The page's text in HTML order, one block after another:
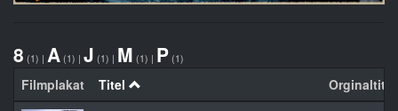
8 (1) | A (1) | J (1) | M (1) | P (1)
Filmplakat Titel Orginaltitel